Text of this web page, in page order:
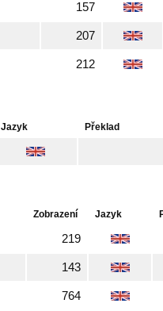
157
207
212
Jazyk Překlad
Zobrazení Jazyk
219
143
764